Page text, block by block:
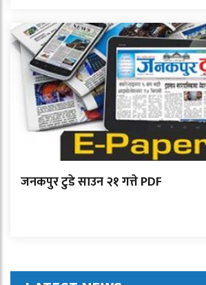
जनकपुर टुडे साउन २१ गत्ते PDF